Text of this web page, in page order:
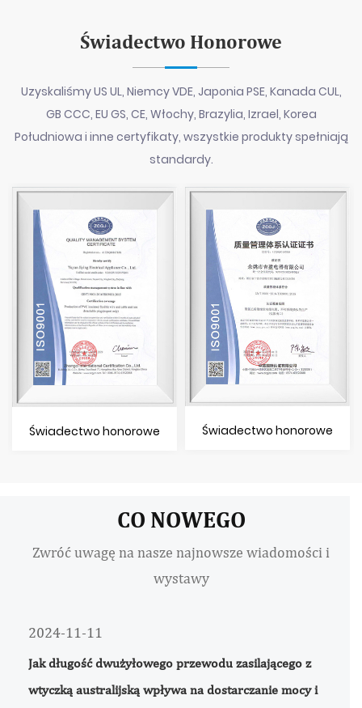
Świadectwo Honorowe
Uzyskaliśmy US UL, Niemcy VDE, Japonia PSE, Kanada CUL,
GB CCC, EU GS, CE, Włochy, Brazylia, Izrael, Korea
Południowa i inne certyfikaty, wszystkie produkty spełniają
standardy.
Świadectwo honorowe Świadectwo honorowe
CO NOWEGO
Zwróć uwagę na nasze najnowsze wiadomości i
wystawy
2024-11-11
Jak długość dwużyłowego przewodu zasilającego z
wtyczką australijską wpływa na dostarczanie mocy i